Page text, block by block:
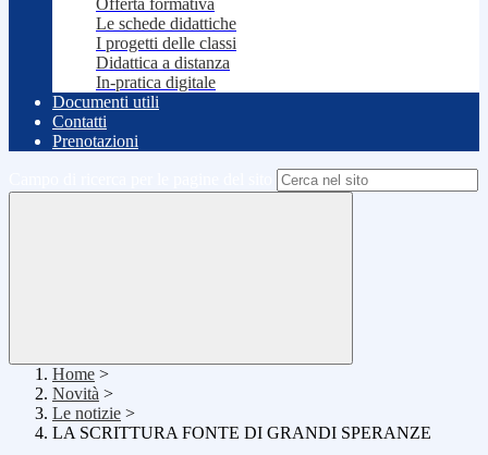
Offerta formativa
Le schede didattiche
I progetti delle classi
Didattica a distanza
In-pratica digitale
Documenti utili
Contatti
Prenotazioni
Home >
Novità >
Le notizie >
LA SCRITTURA FONTE DI GRANDI SPERANZE